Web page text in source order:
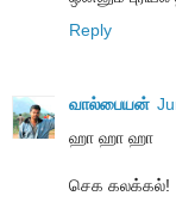
Reply
வால்பையன்
ஹா ஹா ஹா
செக கலக்கல்!